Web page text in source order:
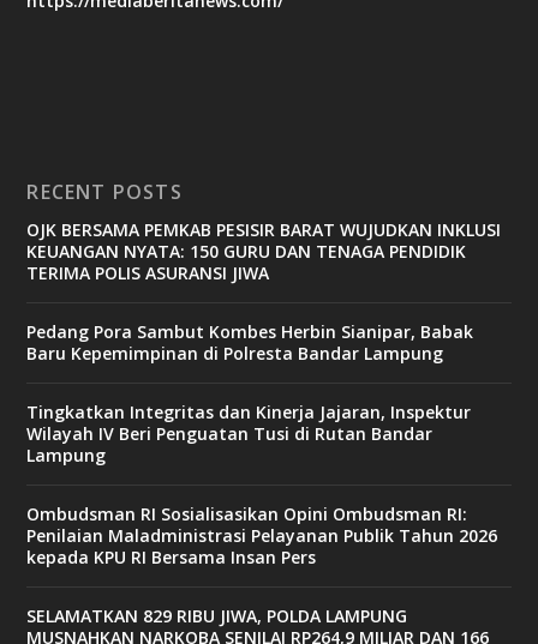
RECENT POSTS
OJK BERSAMA PEMKAB PESISIR BARAT WUJUDKAN INKLUSI
KEUANGAN NYATA: 150 GURU DAN TENAGA PENDIDIK
TERIMA POLIS ASURANSI JIWA
Pedang Pora Sambut Kombes Herbin Sianipar, Babak
Baru Kepemimpinan di Polresta Bandar Lampung
Tingkatkan Integritas dan Kinerja Jajaran, Inspektur
Wilayah IV Beri Penguatan Tusi di Rutan Bandar
Lampung
Ombudsman RI Sosialisasikan Opini Ombudsman RI:
Penilaian Maladministrasi Pelayanan Publik Tahun 2026
kepada KPU RI Bersama Insan Pers
SELAMATKAN 829 RIBU JIWA, POLDA LAMPUNG
MUSNAHKAN NARKOBA SENILAI RP264,9 MILIAR DAN 166